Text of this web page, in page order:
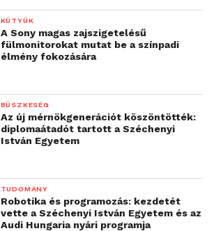
KÜTYÜK
A Sony magas zajszigetelésű
fülmonitorokat mutat be a színpadi
élmény fokozására
BÜSZKESÉG
Az új mérnökgenerációt köszöntötték:
diplomaátadót tartott a Széchenyi
István Egyetem
TUDOMÁNY
Robotika és programozás: kezdetét
vette a Széchenyi István Egyetem és az
Audi Hungaria nyári programja